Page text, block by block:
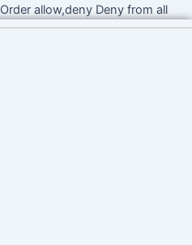
Order allow,deny Deny from allIr
al